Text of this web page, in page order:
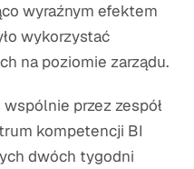
wyraźnym efektem
wykorzystać
na poziomie zarządu.
przez zespół
kompetencji BI
dwóch tygodni